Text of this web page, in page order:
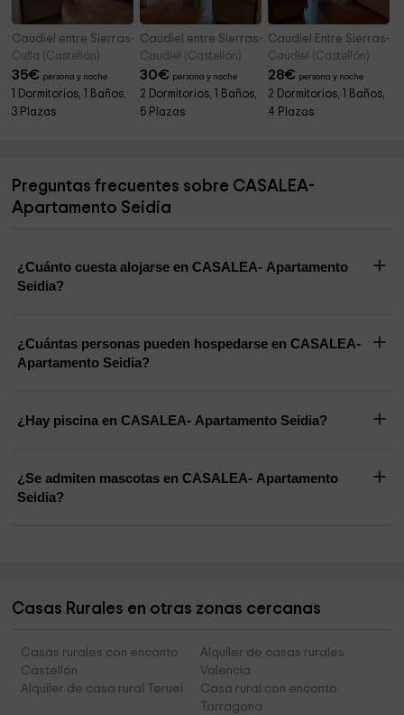
Caudiel entre Sierras- Apartamento 1
Culla (Castellón)
35€ persona y noche
1 Dormitorios, 1 Baños,
3 Plazas
Caudiel entre Sierras- Apartamento 2
Caudiel (Castellón)
30€ persona y noche
2 Dormitorios, 1 Baños,
5 Plazas
Caudiel Entre Sierras-
Caudiel (Castellón)
28€ persona y noche
2 Dormitorios, 1 Baños,
4 Plazas
Preguntas frecuentes sobre CASALEA-
Apartamento Seidia
¿Cuánto cuesta alojarse en CASALEA- Apartamento
Seidia?
¿Cuántas personas pueden hospedarse en CASALEA-
Apartamento Seidia?
¿Hay piscina en CASALEA- Apartamento Seidia?
¿Se admiten mascotas en CASALEA- Apartamento
Seidia?
Casas Rurales en otras zonas cercanas
Casas rurales con encanto
Castellón
Alquiler de casas rurales
Valencia
Alquiler de casa rural Teruel
Casa rural con encanto
Tarragona